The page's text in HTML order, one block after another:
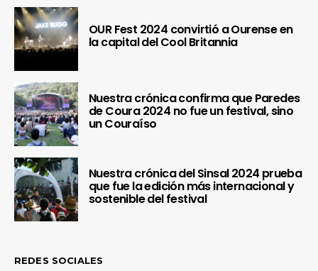
OUR Fest 2024 convirtió a Ourense en
la capital del Cool Britannia
Nuestra crónica confirma que Paredes
de Coura 2024 no fue un festival, sino
un Couraíso
Nuestra crónica del Sinsal 2024 prueba
que fue la edición más internacional y
sostenible del festival
REDES SOCIALES